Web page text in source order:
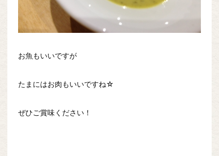
お魚もいいですが
たまにはお肉もいいですね☆
ぜひご賞味ください！